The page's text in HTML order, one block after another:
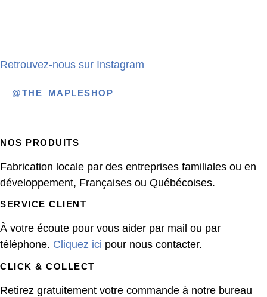
Retrouvez-nous sur Instagram
@THE_MAPLESHOP
NOS PRODUITS
Fabrication locale par des entreprises familiales ou en
développement, Françaises ou Québécoises.
SERVICE CLIENT
À votre écoute pour vous aider par mail ou par
téléphone. Cliquez ici pour nous contacter.
CLICK & COLLECT
Retirez gratuitement votre commande à notre bureau